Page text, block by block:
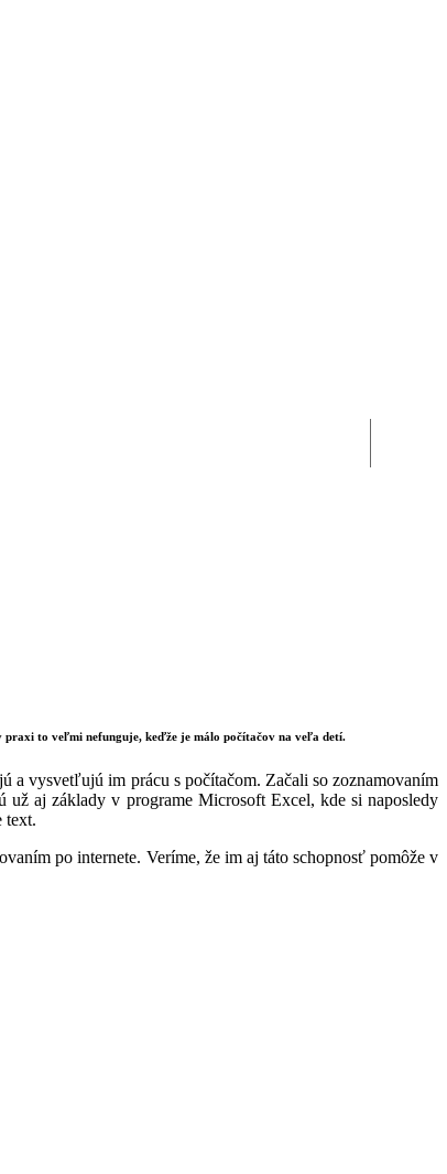
praxi to veľmi nefunguje, keďže je málo počítačov na veľa detí.
a vysvetľujú im prácu s počítačom. Začali so zoznamovaním
aj základy v programe Microsoft Excel, kde si naposledy
text.
po internete. Veríme, že im aj táto schopnosť pomôže v